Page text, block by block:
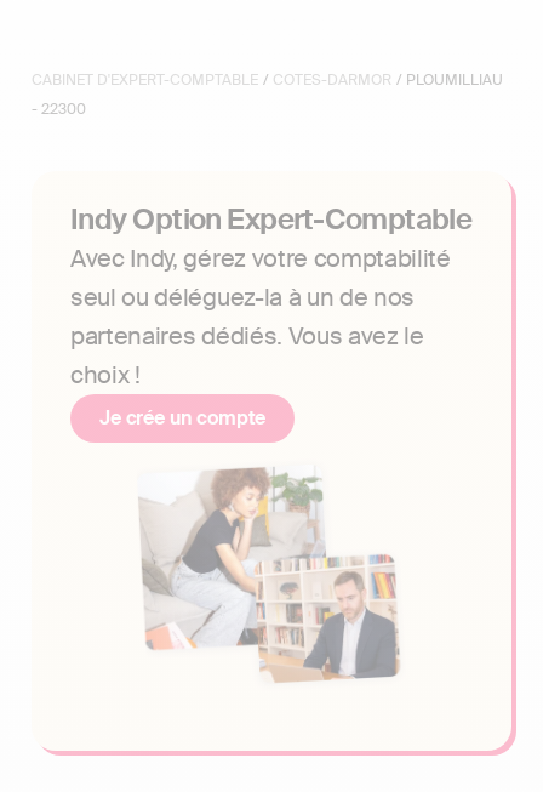
CABINET D'EXPERT-COMPTABLE / COTES-DARMOR / PLOUMILLIAU
- 22300
Indy Option Expert-Comptable
Avec Indy, gérez votre comptabilité
seul ou déléguez-la à un de nos
partenaires dédiés. Vous avez le
choix !
Je crée un compte